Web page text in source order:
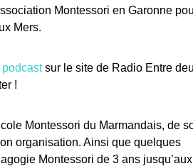
Montessori en Garonne
Mers.
podcastsur le site de Radio Entre
!
Montessori du Marmandais, de
organisation. Ainsi que quelques
Montessori de 3 ans jusqu’aux